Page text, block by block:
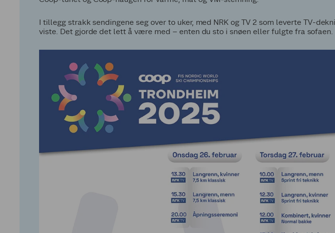
I tillegg strakk sendingene seg over to uker, med NRK og TV 2 som leverte TV-
viste. Det gjorde det lett å være med – enten du sto i snøen eller fulgte fra sofaen.